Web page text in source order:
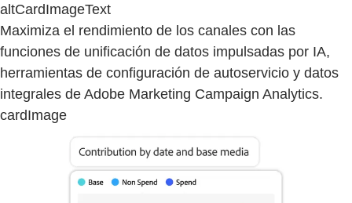
altCardImageText
Maximiza el rendimiento de los canales con las
funciones de unificación de datos impulsadas por IA,
herramientas de configuración de autoservicio y datos
integrales de Adobe Marketing Campaign Analytics.
cardImage